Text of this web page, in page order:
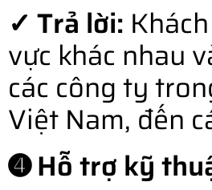
✓ Trả lời:
vực khác nhau
các công ty
Việt Nam, đến
➍ Hỗ trợ kỹ